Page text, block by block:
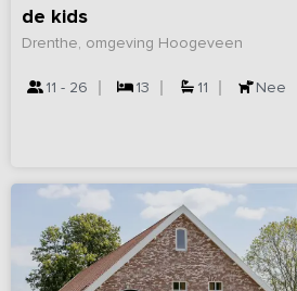
de kids
Drenthe, omgeving Hoogeveen
11 - 26 13 11 Nee